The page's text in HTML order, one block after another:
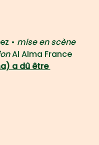
• mise en scène
Al Alma France
a dû être